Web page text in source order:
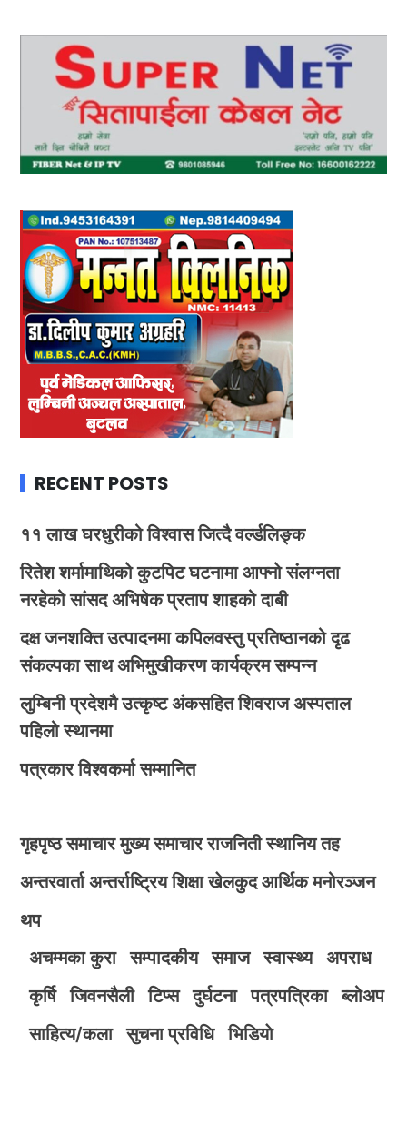
RECENT POSTS
११ लाख घरधुरीको विश्वास जित्दै वर्ल्डलिङ्क
रितेश शर्मामाथिको कुटपिट घटनामा आफ्नो संलग्नता
नरहेको सांसद अभिषेक प्रताप शाहको दाबी
दक्ष जनशक्ति उत्पादनमा कपिलवस्तु प्रतिष्ठानको दृढ
संकल्पका साथ अभिमुखीकरण कार्यक्रम सम्पन्न
लुम्बिनी प्रदेशमै उत्कृष्ट अंकसहित शिवराज अस्पताल
पहिलो स्थानमा
पत्रकार विश्वकर्मा सम्मानित
गृहपृष्ठ समाचार मुख्य समाचार राजनिती स्थानिय तह
अन्तरवार्ता अन्तर्राष्ट्रिय शिक्षा खेलकुद आर्थिक मनोरञ्जन
थप
अचम्मका कुरा
सम्पादकीय समाज स्वास्थ्य
अपराध
कृर्षि
जिवनसैली टिप्स दुर्घटना पत्रपत्रिका
ब्लोअप
साहित्य/कला
सुचना प्रविधि भिडियाे